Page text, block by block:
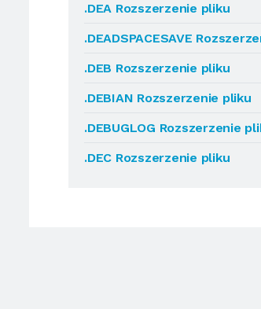
.DEA Rozszerzenie pliku
.DEADSPACESAVE
.DEB Rozszerzenie pliku
.DEBIAN Rozszerzenie pliku
.DEBUGLOG Rozszerzenie
.DEC Rozszerzenie pliku